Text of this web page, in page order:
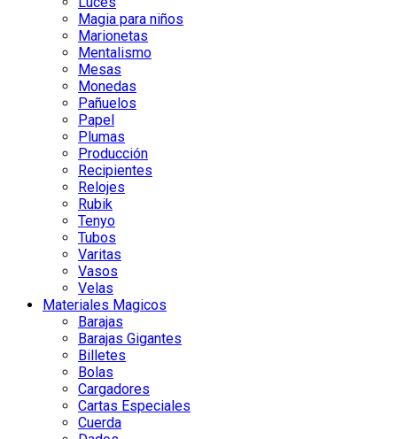
Magia para niños
Marionetas
Mentalismo
Mesas
Monedas
Pañuelos
Papel
Plumas
Producción
Recipientes
Relojes
Rubik
Tenyo
Tubos
Varitas
Vasos
Velas
Materiales Magicos
Barajas
Barajas Gigantes
Billetes
Bolas
Cargadores
Cartas Especiales
Cuerda